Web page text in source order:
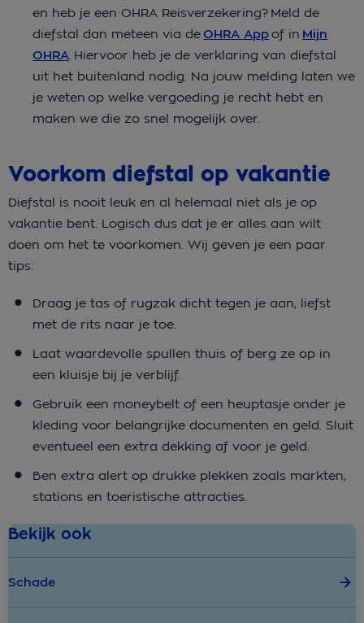
en heb je een OHRA Reisverzekering? Meld de
diefstal dan meteen via deOHRA Appof in Mijn
OHRA. Hiervoor heb je de verklaring van diefstal
uit het buitenland nodig. Na jouw melding laten we
je weten op welke vergoeding je recht hebt en
maken we die zo snel mogelijk over.
Voorkom diefstal op vakantie
Diefstal is nooit leuk en al helemaal niet als je op
vakantie bent. Logisch dus dat je er alles aan wilt
doen om het te voorkomen. Wij geven je een paar
tips:
Draag je tas of rugzak dicht tegen je aan, liefst
met de rits naar je toe.
Laat waardevolle spullen thuis of berg ze op in
een kluisje bij je verblijf.
Gebruik een moneybelt of een heuptasje onder je
kleding voor belangrijke documenten en geld. Sluit
eventueel een extra dekking af voor je geld.
Ben extra alert op drukke plekken zoals markten,
stations en toeristische attracties.
Bekijk ook
Schade